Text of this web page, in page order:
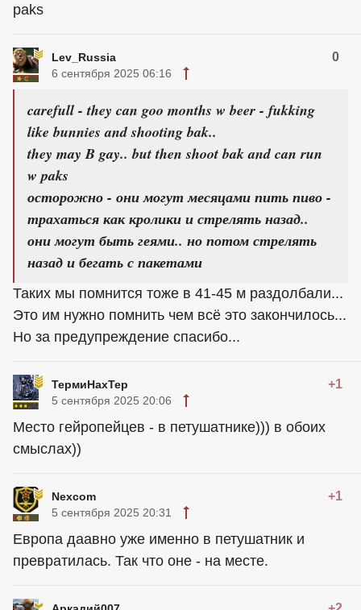
paks
Lev_Russia 0
6 сентября 2025 06:16
carefull - they can goo months w beer - fukking
like bunnies and shooting bak..
they may B gay.. but then shoot bak and can run
w paks
осторожно - они могут месяцами пить пиво -
трахаться как кролики и стрелять назад..
они могут быть геями.. но потом стрелять
назад и бегать с пакетами
Таких мы помнится тоже в 41-45 м раздолбали...
Это им нужно помнить чем всё это закончилось...
Но за предупреждение спасибо...
ТермиНахТер +1
5 сентября 2025 20:06
Место гейропейцев - в петушатнике))) в обоих
смыслах))
Nexcom +1
5 сентября 2025 20:31
Европа даавно уже именно в петушатник и
превратилась. Так что оне - на месте.